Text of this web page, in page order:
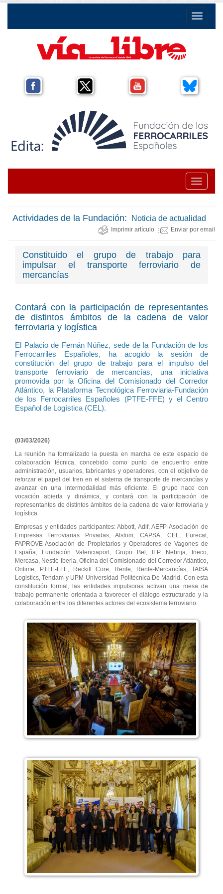
Toggle
Toggle
Actividades de la Fundación: Noticia de actualidad
Imprimir artículo Enviar por email
Constituido el grupo de trabajo para
impulsar el transporte ferroviario de
mercancías
Contará con la participación de representantes
de distintos ámbitos de la cadena de valor
ferroviaria y logística
El Palacio de Fernán Núñez, sede de la Fundación de los
Ferrocarriles Españoles, ha acogido la sesión de
constitución del grupo de trabajo para el impulso del
transporte ferroviario de mercancías, una iniciativa
promovida por la Oficina del Comisionado del Corredor
Atlántico, la Plataforma Tecnológica Ferroviaria-Fundación
de los Ferrocarriles Españoles (PTFE-FFE) y el Centro
Español de Logística (CEL).
(03/03/2026)
La reunión ha formalizado la puesta en marcha de este espacio de
colaboración técnica, concebido como punto de encuentro entre
administración, usuarios, fabricantes y operadores, con el objetivo de
reforzar el papel del tren en el sistema de transporte de mercancías y
avanzar en una intermodalidad más eficiente. El grupo nace con
vocación abierta y dinámica, y contará con la participación de
representantes de distintos ámbitos de la cadena de valor ferroviaria y
logística.
Empresas y entidades participantes: Abbott, Adif, AEFP-Asociación de
Empresas Ferroviarias Privadas, Alstom, CAPSA, CEL, Eurecat,
FAPROVE-Asociación de Propietarios y Operadores de Vagones de
España, Fundación Valenciaport, Grupo Bel, IFP Nebrija, Ineco,
Mercasa, Nestlé Iberia, Oficina del Comisionado del Corredor Atlántico,
Ontime, PTFE-FFE, Reckitt Core, Renfe, Renfe-Mercancías, TAISA
Logistics, Tendam y UPM-Universidad Politécnica De Madrid. Con esta
constitución formal, las entidades impulsoras activan una mesa de
trabajo permanente orientada a favorecer el diálogo estructurado y la
colaboración entre los diferentes actores del ecosistema ferroviario.